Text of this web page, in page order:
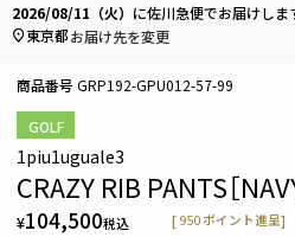
GOLF
1piu1uguale3
CRAZY RIB PANTS［
¥104,500税込 [ 950 ポイント進呈]
商品番号 GRP192-GPU012-57-99
2026/08/11（火） に佐川急便でお届けしま
東京都お届け先を変更